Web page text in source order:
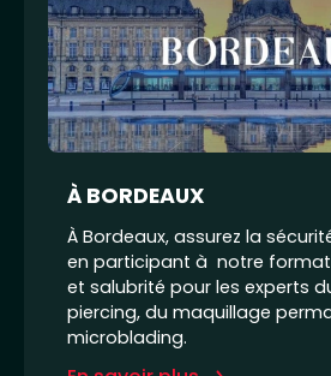
À BORDEAUX
À Bordeaux, assurez la
en participant à notre
et salubrité pour les experts
piercing, du maquillage
microblading.